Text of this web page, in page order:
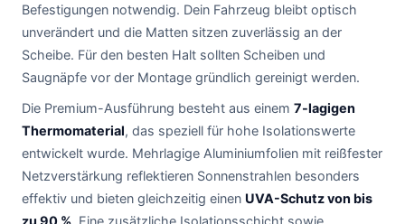
Befestigungen notwendig. Dein Fahrzeug bleibt optisch
unverändert und die Matten sitzen zuverlässig an der
Scheibe. Für den besten Halt sollten Scheiben und
Saugnäpfe vor der Montage gründlich gereinigt werden.
Die Premium-Ausführung besteht aus einem 7-lagigen
Thermomaterial, das speziell für hohe Isolationswerte
entwickelt wurde. Mehrlagige Aluminiumfolien mit reißfester
Netzverstärkung reflektieren Sonnenstrahlen besonders
effektiv und bieten gleichzeitig einen UVA-Schutz von bis